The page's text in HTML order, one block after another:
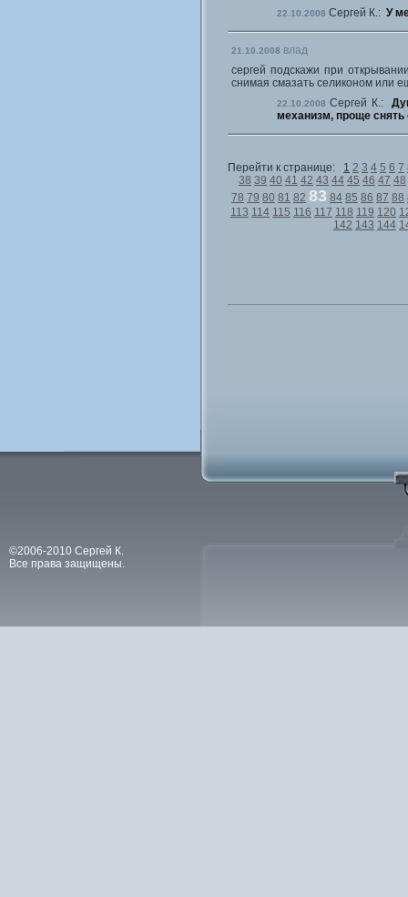
22.10.2008 Сергей К.: У
21.10.2008 влад
сергей подскажи при
снимая смазать селиконом или
22.10.2008 Сергей К.:
механизм, проще снять
Перейти к странице: 1 2 3 4 5 6 7
38 39 40 41 42 43 44 45 46 47 48
78 79 80 81 82 83 84 85 86 87 88
113 114 115 116 117 118 119 120
142 143 144
©2006-2010 Сергей К.
Все права защищены.